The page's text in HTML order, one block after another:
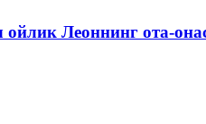
Леоннинг ота-